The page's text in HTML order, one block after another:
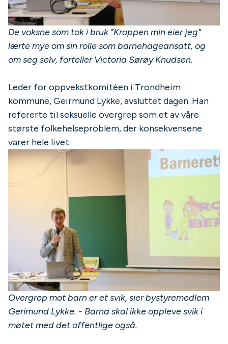
De voksne som tok i bruk "Kroppen min eier jeg"
lærte mye om sin rolle som barnehageansatt, og
om seg selv, forteller Victoria Sørøy Knudsen.
Leder for oppvekstkomitèen i Trondheim
kommune, Geirmund Lykke, avsluttet dagen. Han
refererte til seksuelle overgrep som et av våre
største folkehelseproblem, der konsekvensene
varer hele livet.
Overgrep mot barn er et svik, sier bystyremedlem
Gerimund Lykke. - Barna skal ikke oppleve svik i
møtet med det offentlige også.